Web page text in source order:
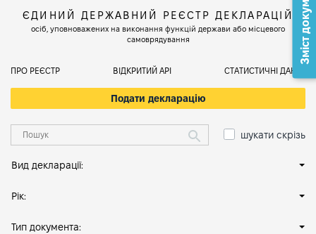
ЄДИНИЙ ДЕРЖАВНИЙ РЕЄСТР ДЕКЛАРАЦІЙ
осіб, уповноважених на виконання функцій держави або місцевого
самоврядування
ПРО РЕЄСТР ВІДКРИТИЙ АРІ СТАТИСТИЧНІ ДАНІ
Подати декларацію
шукати скрізь
Вид декларації:
Рік:
Тип документа:
Зміст документа